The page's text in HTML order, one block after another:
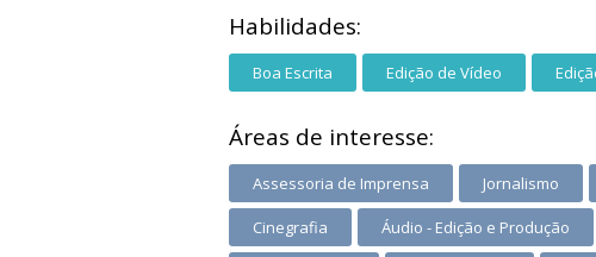
Habilidades:
Boa Escrita Edição de Vídeo
Áreas de interesse:
Assessoria de Imprensa Jornalismo
Cinegrafia Áudio - Edição e Produção